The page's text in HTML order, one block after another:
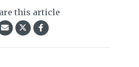
this article